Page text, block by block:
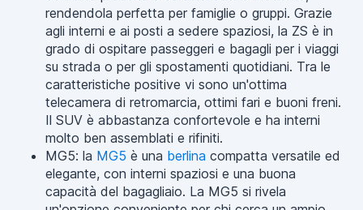
rendendola perfetta per famiglie o gruppi. Grazie
agli interni e ai posti a sedere spaziosi, la ZS è in
grado di ospitare passeggeri e bagagli per i viaggi
su strada o per gli spostamenti quotidiani. Tra le
caratteristiche positive vi sono un'ottima
telecamera di retromarcia, ottimi fari e buoni freni.
Il SUV è abbastanza confortevole e ha interni
molto ben assemblati e rifiniti.
MG5: la MG5 è una berlina compatta versatile ed
elegante, con interni spaziosi e una buona
capacità del bagagliaio. La MG5 si rivela